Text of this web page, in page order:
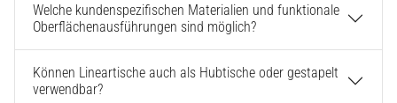
Welche kundenspezifischen Materialien und funktionale
Oberflächenausführungen sind möglich?
Können Lineartische auch als Hubtische oder gestapelt
verwendbar?